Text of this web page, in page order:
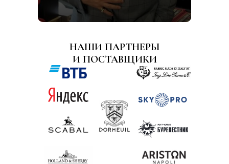
НАШИ ПАРТНЕРЫ
И ПОСТАВЩИКИ